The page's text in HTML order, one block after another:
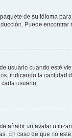
de su idioma
Puede encontrar
usuario cuando esté
indicando la
usuario.
añadir un avatar
En caso de que no